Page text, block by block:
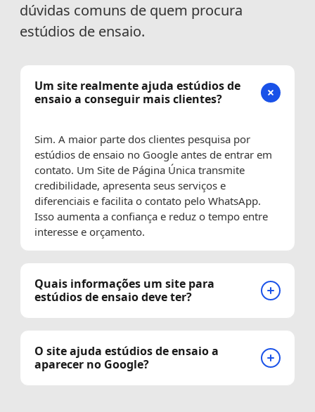
dúvidas comuns de quem procura
estúdios de ensaio.
Um site realmente ajuda estúdios de
ensaio a conseguir mais clientes?
Sim. A maior parte dos clientes pesquisa por
estúdios de ensaio no Google antes de entrar em
contato. Um Site de Página Única transmite
credibilidade, apresenta seus serviços e
diferenciais e facilita o contato pelo WhatsApp.
Isso aumenta a confiança e reduz o tempo entre
interesse e orçamento.
Quais informações um site para
estúdios de ensaio deve ter?
O site ajuda estúdios de ensaio a
aparecer no Google?